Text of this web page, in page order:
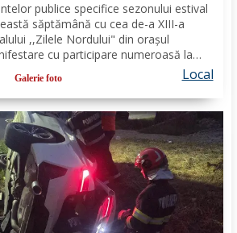
publice specifice sezonului estival
săptămână cu cea de-a XIII-a
,,Zilele Nordului" din orașul
cu participare numeroasă la
de Jandarmi Județean Botoșani, în
instituționali,...
Galerie foto Local